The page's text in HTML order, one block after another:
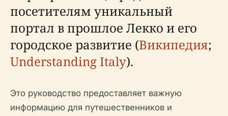
посетителям уникальный
портал в прошлое Лекко и его
городское развитие (Википедия;
Understanding Italy).
Это руководство предоставляет важную
информацию для путешественников и